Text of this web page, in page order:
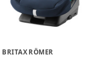
BRITAX RÖMER